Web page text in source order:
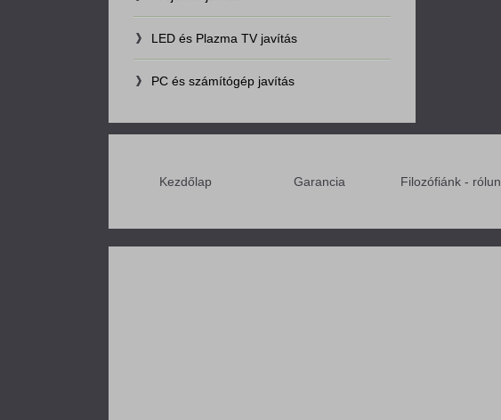
LED és Plazma TV javítás
PC és számítógép javítás
Kezdőlap Garancia Filozófiánk -